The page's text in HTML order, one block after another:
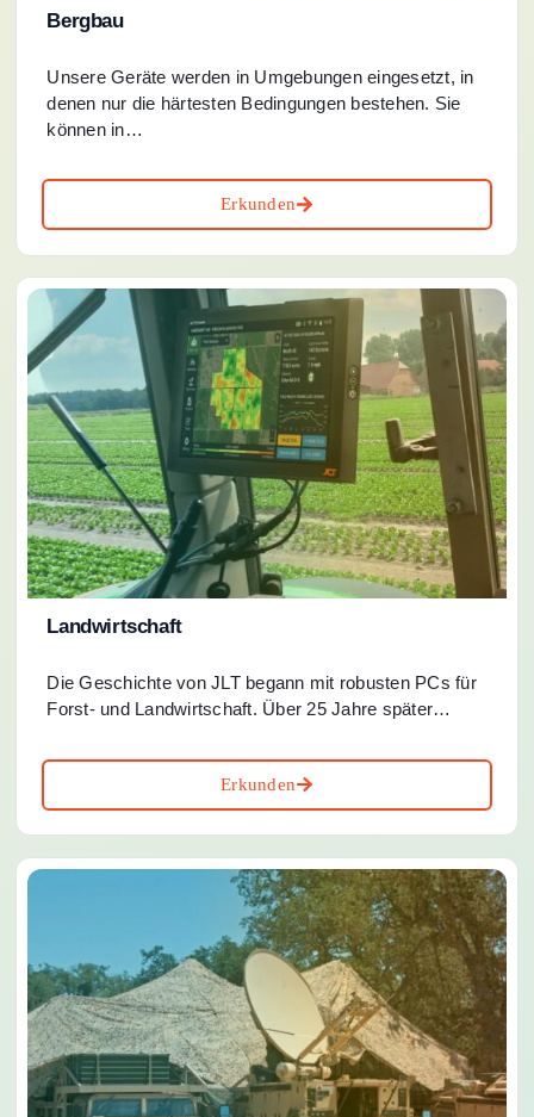
Bergbau
Unsere Geräte werden in Umgebungen eingesetzt, in
denen nur die härtesten Bedingungen bestehen. Sie
können in…
Erkunden
Landwirtschaft
Die Geschichte von JLT begann mit robusten PCs für
Forst- und Landwirtschaft. Über 25 Jahre später…
Erkunden